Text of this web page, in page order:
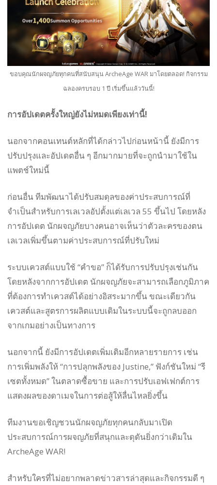
ขอบคุณนักผจญภัยทุกคนที่สนับสนุน ArcheAge WAR มาโดยตลอด! กิจกรรม
ฉลองครบรอบ 1 ปี เริ่มขึ้นแล้ววันนี้!
การอัปเดตครั้งใหญ่ยังไม่หมดเพียงเท่านี้!
นอกจากคอนเทนต์หลักที่ได้กล่าวไปก่อนหน้านี้ ยังมีการ
ปรับปรุงและอัปเดตอื่น ๆ อีกมากมายที่จะถูกนำมาใช้ใน
แพตช์ใหม่นี้
ก่อนอื่น ทีมพัฒนาได้ปรับสมดุลของค่าประสบการณ์ที่
จำเป็นสำหรับการเลเวลอัปตั้งแต่เลเวล 55 ขึ้นไป โดยหลัง
การอัปเดต นักผจญภัยบางคนอาจเห็นว่าตัวละครของตน
เลเวลเพิ่มขึ้นตามค่าประสบการณ์ที่ปรับใหม่
ระบบเควสต์แบบใช้ “คำขอ” ก็ได้รับการปรับปรุงเช่นกัน
โดยหลังจากการอัปเดต นักผจญภัยจะสามารถเลือกภูมิภาค
ที่ต้องการทำเควสต์ได้อย่างอิสระมากขึ้น ขณะเดียวกัน
เควสต์และสูตรการผลิตแบบเดิมในระบบนี้จะถูกลบออก
จากเกมอย่างเป็นทางการ
นอกจากนี้ ยังมีการอัปเดตเพิ่มเติมอีกหลายรายการ เช่น
การเพิ่มพลังให้ “การปลุกพลังของ Justine,” ฟังก์ชันใหม่ “รี
เซตทั้งหมด” ในตลาดซื้อขาย และการปรับเอฟเฟกต์การ
แสดงผลของดาเมจในการต่อสู้ให้ลื่นไหลยิ่งขึ้น
ทีมงานขอเชิญชวนนักผจญภัยทุกคนกลับมาเปิด
ประสบการณ์การผจญภัยที่สนุกและดุดันยิ่งกว่าเดิมใน
ArcheAge WAR!
สำหรับใครที่ไม่อยากพลาดข่าวสารล่าสุดและกิจกรรมดี ๆ